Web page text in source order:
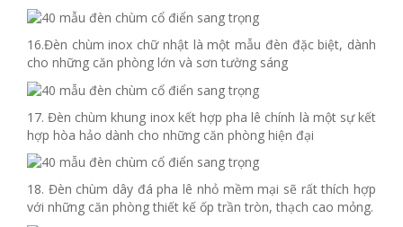
16.Đèn chùm inox chữ nhật là một mẫu đèn đặc biệt, dành
cho những căn phòng lớn và sơn tường sáng
17. Đèn chùm khung inox kết hợp pha lê chính là một sự kết
hợp hòa hảo dành cho những căn phòng hiện đại
18. Đèn chùm dây đá pha lê nhỏ mềm mại sẽ rất thích hợp
với những căn phòng thiết kế ốp trần tròn, thạch cao mỏng.